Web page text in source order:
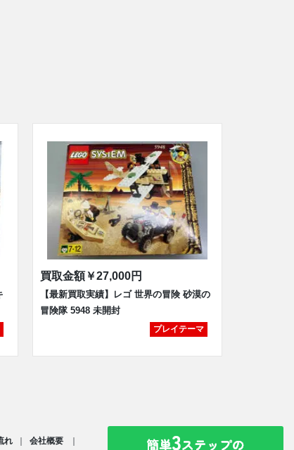
買取金額￥27,000円
【最新買取実績】レゴ 世界の冒険 砂漠の
冒険隊 5948 未開封
プレイテーマ
れ 会社概要